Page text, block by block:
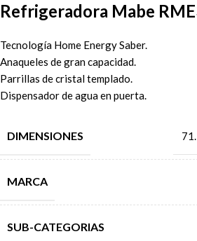
Refrigeradora Mabe
Tecnología Home Energy Saber.
Anaqueles de gran capacidad.
Parrillas de cristal templado.
Dispensador de agua en puerta.
DIMENSIONES
MARCA
SUB-CATEGORIAS